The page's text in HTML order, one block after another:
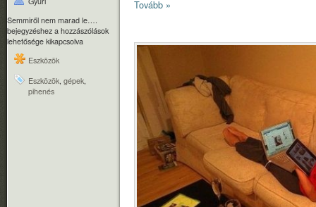
Semmiről nem marad le….
bejegyzéshez a hozzászólások
lehetősége kikapcsolva
Eszközök
Eszközök, gépek,
pihenés
Tovább »